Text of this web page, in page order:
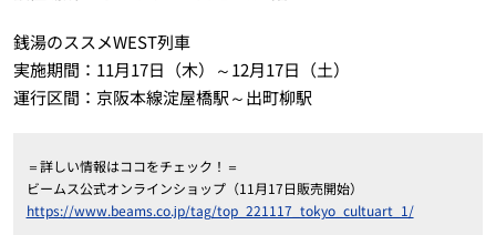
銭湯のススメWEST列車
実施期間：11月17日（木）～12月17日（土）
運行区間：京阪本線淀屋橋駅～出町柳駅
＝詳しい情報はココをチェック！＝
ビームス公式オンラインショップ（11月17日販売開始）
https://www.beams.co.jp/tag/top_221117_tokyo_cultuart_1/